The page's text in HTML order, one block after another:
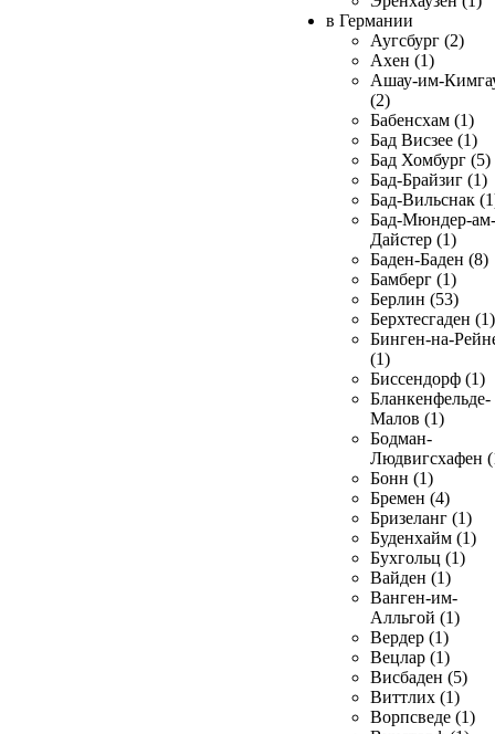
в Германии
Аугсбург (2)
Ахен (1)
Ашау-им-
(2)
Бабенсхам (1)
Бад Висзее (1)
Бад Хомбург (5)
Бад-Брайзиг (1)
Бад-Вильснак
Бад-Мюндер-ам-
Дайстер (1)
Баден-Баден (8)
Бамберг (1)
Берлин (53)
Берхтесгаден (1)
Бинген-на-
(1)
Биссендорф (1)
Бланкенфельде-
Малов (1)
Бодман-
Людвигсхафен
Бонн (1)
Бремен (4)
Бризеланг (1)
Буденхайм (1)
Бухгольц (1)
Вайден (1)
Ванген-им-
Алльгой (1)
Вердер (1)
Вецлар (1)
Висбаден (5)
Виттлих (1)
Ворпсведе (1)